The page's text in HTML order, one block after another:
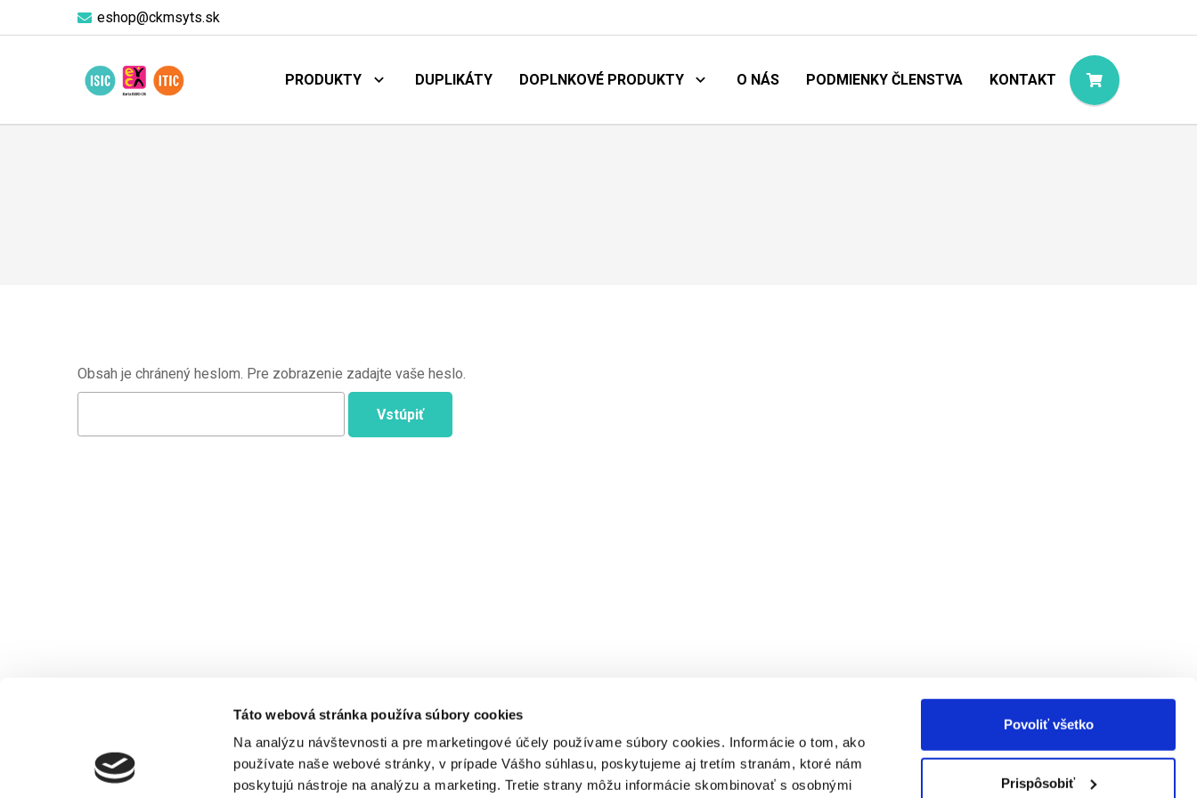
Táto webová stránka používa súbory cookies
Na analýzu návštevnosti a pre marketingové účely používame súbory cookies. Informácie o tom, ako
používate naše webové stránky, v prípade Vášho súhlasu, poskytujeme aj tretím stranám, ktoré nám
poskytujú nástroje na analýzu a marketing. Tretie strany môžu informácie skombinovať s osobnými
Povoliť všetko
Prispôsobiť
eshop@ckmsyts.sk
PRODUKTY DUPLIKÁTY DOPLNKOVÉ PRODUKTY O NÁS PODMIENKY ČLENSTVA KONTAKT
Obsah je chránený heslom. Pre zobrazenie zadajte vaše heslo.